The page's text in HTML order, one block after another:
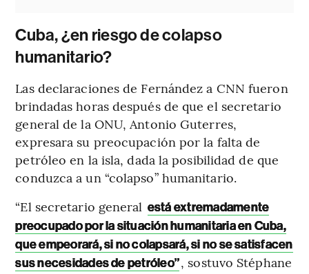
Cuba, ¿en riesgo de colapso
humanitario?
Las declaraciones de Fernández a CNN fueron
brindadas horas después de que el secretario
general de la ONU, Antonio Guterres,
expresara su preocupación por la falta de
petróleo en la isla, dada la posibilidad de que
conduzca a un “colapso” humanitario.
“El secretario general está extremadamente
preocupado por la situación humanitaria en Cuba,
que empeorará, si no colapsará, si no se satisfacen
sus necesidades de petróleo”, sostuvo Stéphane